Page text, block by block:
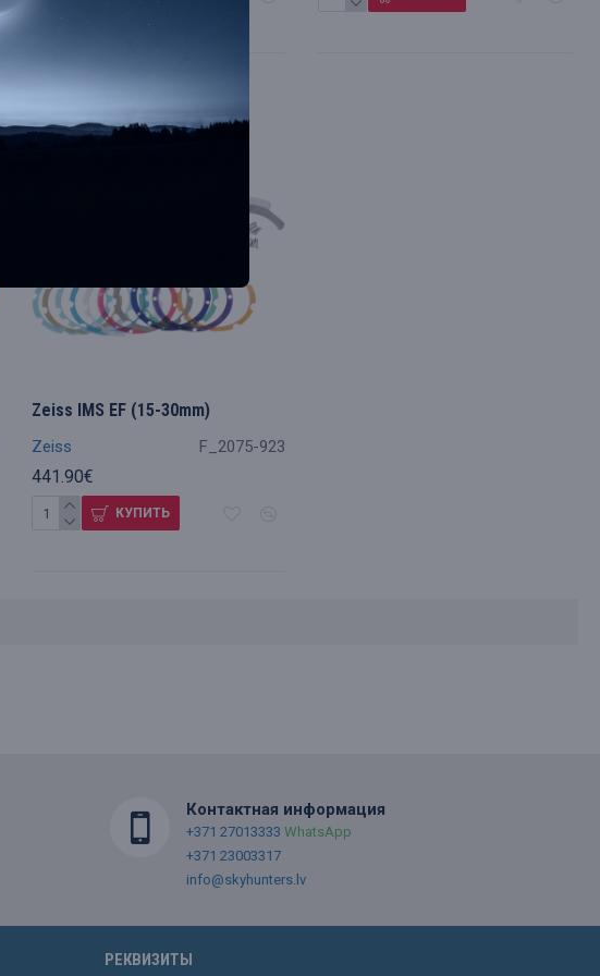
Zeiss F_2075-923
Zeiss IMS EF (15-30mm)
441.90€
КУПИТЬ
Контактная информация
+371 27013333 WhatsApp
+371 23003317
info@skyhunters.lv
РЕКВИЗИТЫ